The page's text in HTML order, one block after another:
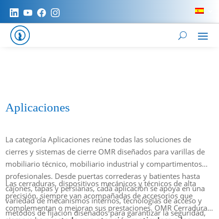
Aplicaciones
La categoría Aplicaciones reúne todas las soluciones de
cierres y sistemas de cierre OMR diseñados para varillas de
mobiliario técnico, mobiliario industrial y compartimentos
profesionales. Desde puertas correderas y batientes hasta
cajones, tapas y persianas, cada aplicación se apoya en una
variedad de mecanismos internos, tecnologías de acceso y
métodos de fijación diseñados para garantizar la seguridad,
Las cerraduras, dispositivos mecánicos y técnicos de alta
precisión, siempre van acompañadas de accesorios que
complementan o mejoran sus prestaciones. OMR Cerradura